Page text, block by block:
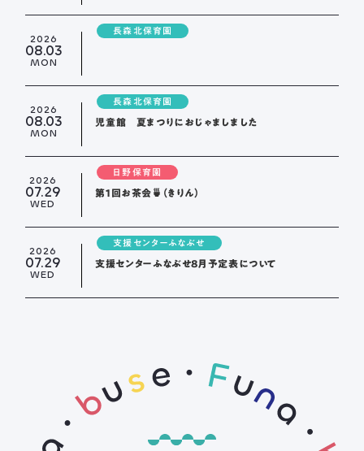
2026
08.03
MON
長森北保育園
2026
08.03
MON
長森北保育園
児童館 夏まつりにおじゃましました
2026
07.29
WED
日野保育園
第１回お茶会🍵（きりん）
2026
07.29
WED
支援センターふなぶせ
支援センターふなぶせ8月予定表について